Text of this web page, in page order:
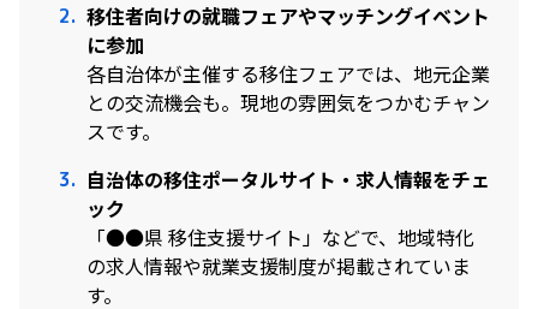
移住者向けの就職フェアやマッチングイベント
に参加
各自治体が主催する移住フェアでは、地元企業
との交流機会も。現地の雰囲気をつかむチャン
スです。
自治体の移住ポータルサイト・求人情報をチェ
ック
「●●県 移住支援サイト」などで、地域特化
の求人情報や就業支援制度が掲載されていま
す。